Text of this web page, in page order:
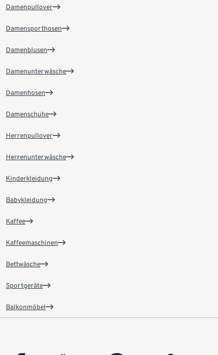
Damenpullover
Damensporthosen
Damenblusen
Damenunterwäsche
Damenhosen
Damenschuhe
Herrenpullover
Herrenunterwäsche
Kinderkleidung
Babykleidung
Kaffee
Kaffeemaschinen
Bettwäsche
Sportgeräte
Balkonmöbel